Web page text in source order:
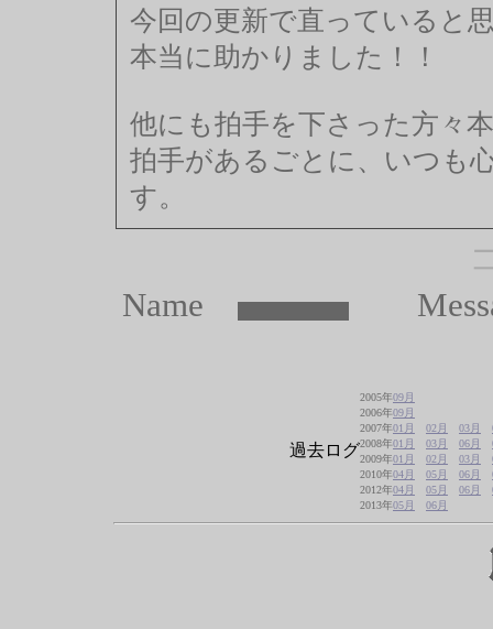
今回の更新で直っていると
本当に助かりました！！
他にも拍手を下さった方々
拍手があるごとに、いつも
す。
Name
過去ログ
2005年09月
2006年09月
2007年01月 02月 03月
2008年01月 03月 06月
2009年01月 02月 03月
2010年04月 05月 06月
2012年04月 05月 06月
2013年05月 06月